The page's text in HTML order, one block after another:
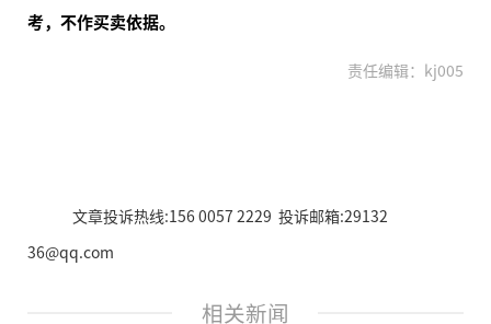
考，不作买卖依据。
责任编辑：kj005
文章投诉热线:156 0057 2229 投诉邮箱:29132
36@qq.com
相关新闻